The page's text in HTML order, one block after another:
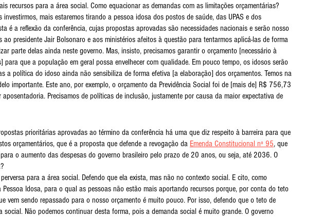
recursos para a área social. Como equacionar as demandas com as limitações orçamentárias?
investirmos, mais estaremos tirando a pessoa idosa dos postos de saúde, das UPAS e dos
é a reflexão da conferência, cujas propostas aprovadas são necessidades nacionais e serão nosso
ao presidente Jair Bolsonaro e aos ministérios afeitos à questão para tentarmos aplicá-las de forma
parte delas ainda neste governo. Mas, insisto, precisamos garantir o orçamento [necessário à
para que a população em geral possa envelhecer com qualidade. Em pouco tempo, os idosos serão
a política do idoso ainda não sensibiliza de forma efetiva [a elaboração] dos orçamentos. Temos na
importante. Este ano, por exemplo, o orçamento da Previdência Social foi de [mais de] R$ 756,73
Precisamos de políticas de inclusão, justamente por causa da maior expectativa de
prioritárias aprovadas ao término da conferência há uma que diz respeito à barreira para que
orçamentários, que é a proposta que defende a revogação da Emenda Constitucional nº 95, que
o aumento das despesas do governo brasileiro pelo prazo de 20 anos, ou seja, até 2036. O
para a área social. Defendo que ela exista, mas não no contexto social. E cito, como
Idosa, para o qual as pessoas não estão mais aportando recursos porque, por conta do teto
vem sendo repassado para o nosso orçamento é muito pouco. Por isso, defendo que o teto de
social. Não podemos continuar desta forma, pois a demanda social é muito grande. O governo